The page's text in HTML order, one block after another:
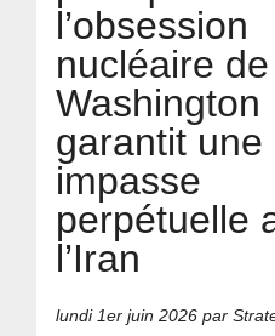
l’obsession
nucléaire de
Washington
garantit une
impasse
perpétuelle
l’Iran
lundi 1er juin 2026 par